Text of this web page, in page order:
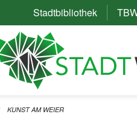
Stadtbibliothek(External
KUNST AM WEIER